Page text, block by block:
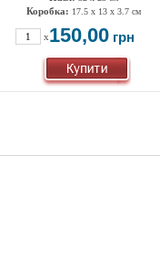
Коробка: 17.5 x 13 x 3.7 см
x150,00 грн